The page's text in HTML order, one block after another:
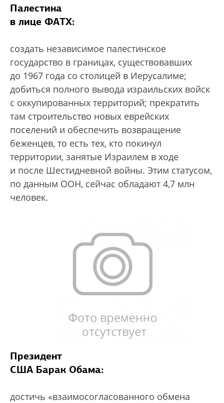
Палестина
в лице ФАТХ:
создать независимое палестинское
государство в границах, существовавших
до 1967 года со столицей в Иерусалиме;
добиться полного вывода израильских войск
с оккупированных территорий; прекратить
там строительство новых еврейских
поселений и обеспечить возвращение
беженцев, то есть тех, кто покинул
территории, занятые Израилем в ходе
и после Шестидневной войны. Этим статусом,
по данным ООН, сейчас обладают 4,7 млн
человек.
Президент
США Барак Обама:
достичь «взаимосогласованного обмена